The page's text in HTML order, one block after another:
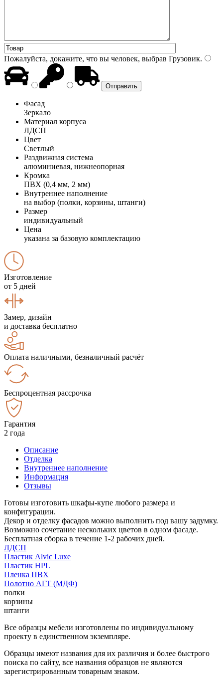
Пожалуйста, докажите, что вы человек, выбрав Грузовик.
Фасад
Зеркало
Материал корпуса
ЛДСП
Цвет
Светлый
Раздвижная система
алюминиевая, нижнеопорная
Кромка
ПВХ (0,4 мм, 2 мм)
Внутреннее наполнение
на выбор (полки, корзины, штанги)
Размер
индивидуальный
Цена
указана за базовую комплектацию
Изготовление
от 5 дней
Замер, дизайн
и доставка бесплатно
Оплата наличными, безналичный расчёт
Беспроцентная рассрочка
Гарантия
2 года
Описание
Отделка
Внутреннее наполнение
Информация
Отзывы
Готовы изготовить шкафы-купе любого размера и
конфигурации.
Декор и отделку фасадов можно выполнить под вашу задумку.
Возможно сочетание нескольких цветов в одном фасаде.
Бесплатная сборка в течение 1-2 рабочих дней.
ЛДСП
Пластик Alvic Luxe
Пластик HPL
Пленка ПВХ
Полотно АГТ (МДФ)
полки
корзины
штанги
Все образцы мебели изготовлены по индивидуальному
проекту в единственном экземпляре.
Образцы имеют названия для их различия и более быстрого
поиска по сайту, все названия образцов не являются
зарегистрированным товарным знаком.